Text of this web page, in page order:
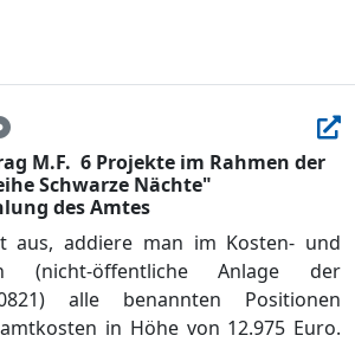
M.F.  6 Projekte im Rahmen der
Schwarze Nächte"
des Amtes
aus, addiere man im Kosten- und
(nicht-öffentlicheAnlage der
) alle benannten Positionen
in Höhe von 12.975 Euro.